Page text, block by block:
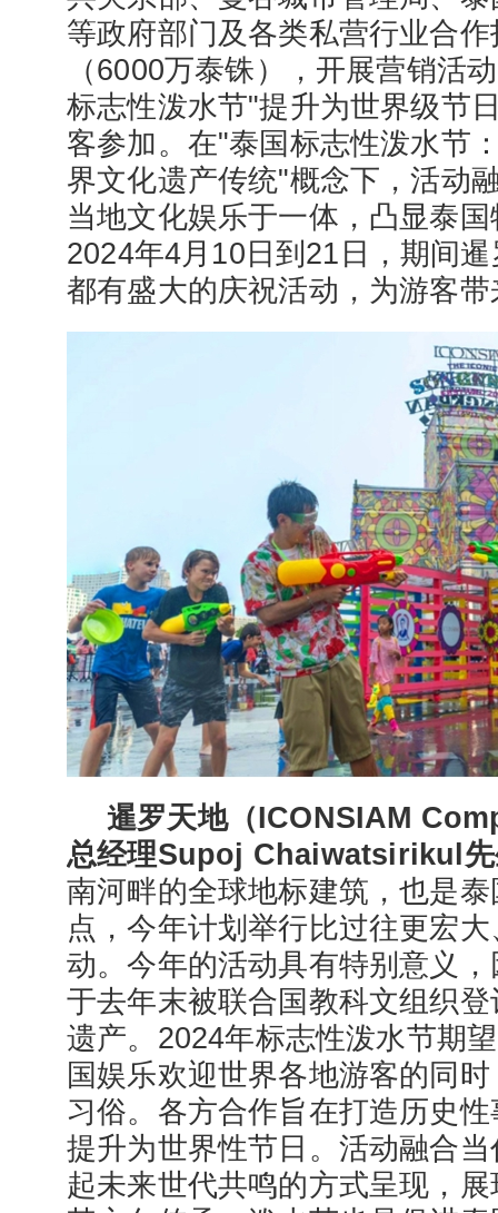
等政府部门及各类私营行业合
（6000万泰铢），开展营销活
标志性泼水节"提升为世界级节
客参加。在"泰国标志性泼水节
界文化遗产传统"概念下，活动
当地文化娱乐于一体，凸显泰
2024年4月10日到21日，期间
都有盛大的庆祝活动，为游客
暹罗天地（ICONSIAM
总经理Supoj Chaiwatsirikul
南河畔的全球地标建筑，也是
点，今年计划举行比过往更宏
动。今年的活动具有特别意义
于去年末被联合国教科文组织
遗产。2024年标志性泼水节期
国娱乐欢迎世界各地游客的同
习俗。各方合作旨在打造历史
提升为世界性节日。活动融合
起未来世代共鸣的方式呈现，